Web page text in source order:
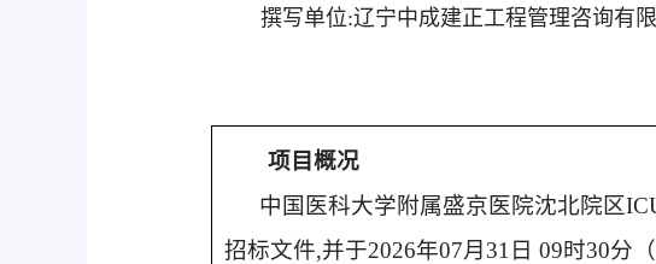
撰写单位:辽宁中成建正工程管理咨询有
项目概况
中国医科大学附属盛京医院沈北院区
招标文件,并于2026年07月31日 09时30分